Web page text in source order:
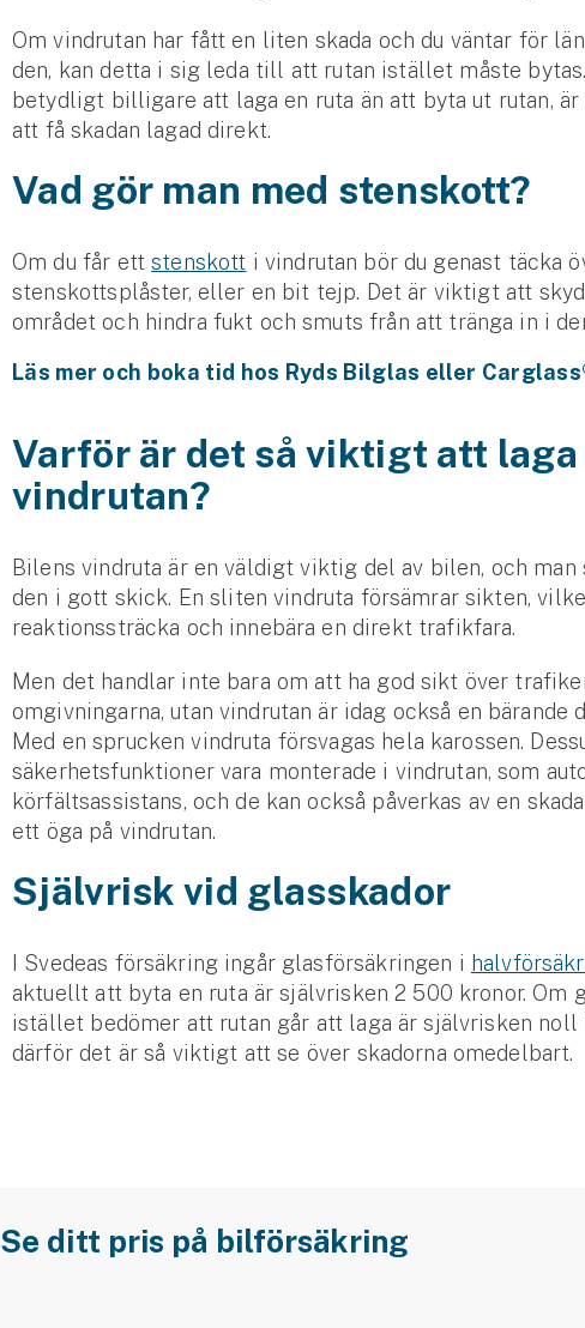
Om vindrutan har fått en liten skada och du väntar för
den, kan detta i sig leda till att rutan istället måste
betydligt billigare att laga en ruta än att byta ut rutan,
att få skadan lagad direkt.
Vad gör man med stenskott?
Om du får ettstenskott i vindrutan bör du genast täcka
stenskottsplåster, eller en bit tejp. Det är viktigt att
området och hindra fukt och smuts från att tränga in i
Läs mer och boka tid hos Ryds Bilglas eller
Varför är det så viktigt att laga
vindrutan?
Bilens vindruta är en väldigt viktig del av bilen, och
den i gott skick. En sliten vindruta försämrar sikten,
reaktionssträcka och innebära en direkt trafikfara.
Men det handlar inte bara om att ha god sikt över
omgivningarna, utan vindrutan är idag också en bärande
Med en sprucken vindruta försvagas hela karossen.
säkerhetsfunktioner vara monterade i vindrutan, som
körfältsassistans, och de kan också påverkas av en
ett öga på vindrutan.
Självrisk vid glasskador
I Svedeas försäkring ingår glasförsäkringen i
aktuellt att byta en ruta är självrisken 2 500 kronor. Om
istället bedömer att rutan går att laga är självrisken noll
därför det är så viktigt att se över skadorna omedelbart.
Se ditt pris på bilförsäkring